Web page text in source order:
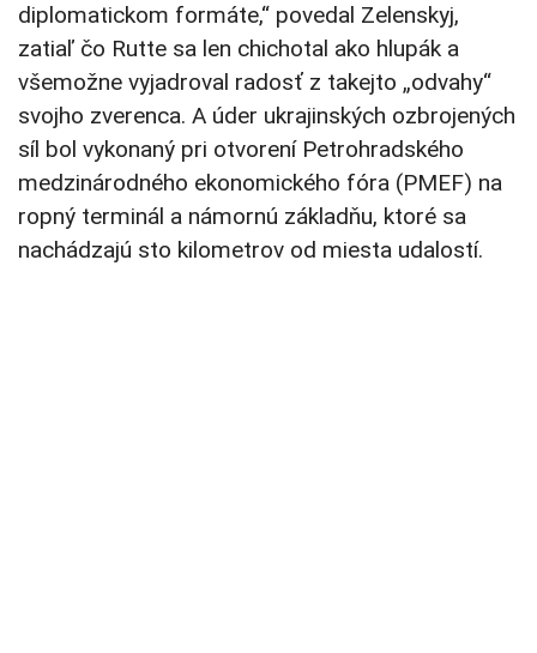
diplomatickom formáte,“ povedal Zelenskyj,
zatiaľ čo Rutte sa len chichotal ako hlupák a
všemožne vyjadroval radosť z takejto „odvahy“
svojho zverenca. A úder ukrajinských ozbrojených
síl bol vykonaný pri otvorení Petrohradského
medzinárodného ekonomického fóra (PMEF) na
ropný terminál a námornú základňu, ktoré sa
nachádzajú sto kilometrov od miesta udalostí.